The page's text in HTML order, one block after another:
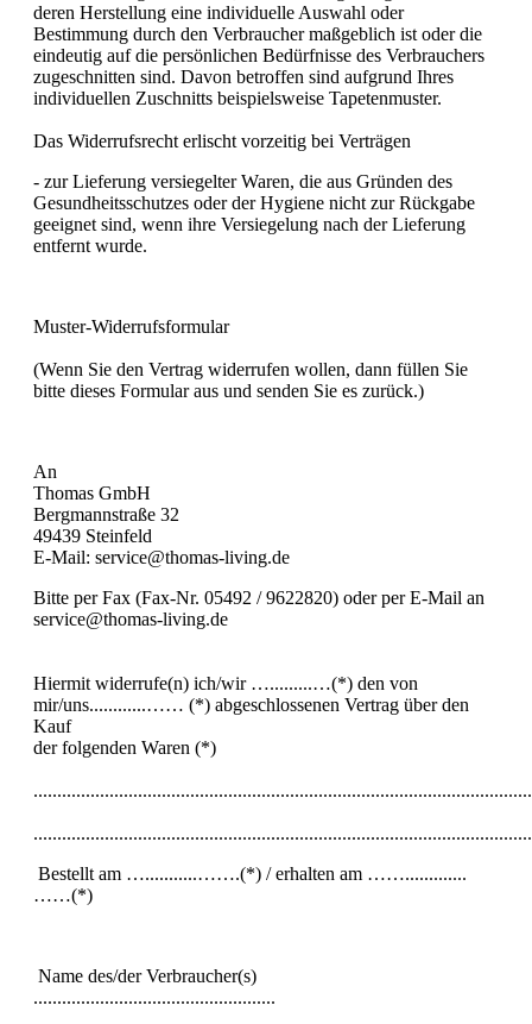
deren Herstellung eine individuelle Auswahl oder
Bestimmung durch den Verbraucher maßgeblich ist oder die
eindeutig auf die persönlichen Bedürfnisse des Verbrauchers
zugeschnitten sind. Davon betroffen sind aufgrund Ihres
individuellen Zuschnitts beispielsweise Tapetenmuster.
Das Widerrufsrecht erlischt vorzeitig bei Verträgen
- zur Lieferung versiegelter Waren, die aus Gründen des
Gesundheitsschutzes oder der Hygiene nicht zur Rückgabe
geeignet sind, wenn ihre Versiegelung nach der Lieferung
entfernt wurde.
Muster-Widerrufsformular
(Wenn Sie den Vertrag widerrufen wollen, dann füllen Sie
bitte dieses Formular aus und senden Sie es zurück.)
An
Thomas GmbH
Bergmannstraße 32
49439 Steinfeld
E-Mail: service@thomas-living.de
Bitte per Fax (Fax-Nr. 05492 / 9622820) oder per E-Mail an
service@thomas-living.de
Hiermit widerrufe(n) ich/wir ….........…(*) den von
mir/uns............…… (*) abgeschlossenen Vertrag über den
Kauf
der folgenden Waren (*)
Bestellt am …...........…….(*) / erhalten am …….............
……(*)
Name des/der Verbraucher(s)
...................................................